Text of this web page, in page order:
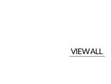
VIEW ALL